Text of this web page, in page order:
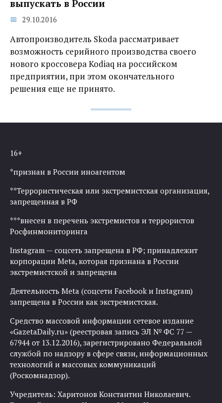
выпускать в России
29.10.2016
Автопроизводитель Skoda рассматривает
возможность серийного производства своего
нового кроссовера Kodiaq на российском
предприятии, при этом окончательного
решения еще не принято.
16+
*признан в России иноагентом
**Террористическая или экстремистская организация,
запрещенная в РФ
***внесен в перечень экстремистов и террористов
Росфинмониторинга
Instagram — соцсеть запрещена в РФ; принадлежит
корпорации Meta, которая признана в России
экстремистской и запрещена
Деятельность Meta (соцсети Facebook и Instagram)
запрещена в России как экстремистская.
Средство массовой информации сетевое издание
«GazetaDaily.ru» (реестровая запись ЭЛ № ФС 77 —
67944 от 13.12.2016), зарегистрировано Федеральной
службой по надзору в сфере связи, информационных
технологий и массовых коммуникаций
(Роскомнадзор).
Учредитель: Харитонов Константин Николаевич.